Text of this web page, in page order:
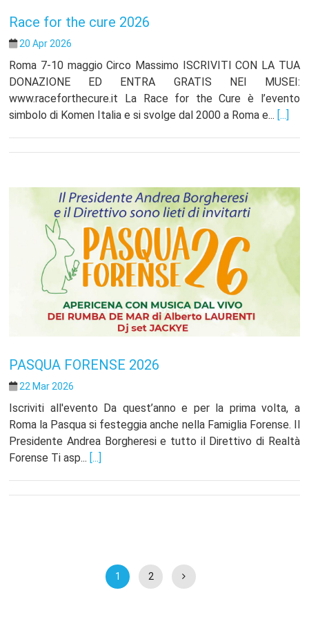
Race for the cure 2026
20 Apr 2026
Roma 7-10 maggio Circo Massimo ISCRIVITI CON LA TUA
DONAZIONE ED ENTRA GRATIS NEI MUSEI:
www.raceforthecure.it La Race for the Cure è l’evento
simbolo di Komen Italia e si svolge dal 2000 a Roma e... [...]
PASQUA FORENSE 2026
22 Mar 2026
Iscriviti all'evento Da quest’anno e per la prima volta, a
Roma la Pasqua si festeggia anche nella Famiglia Forense. Il
Presidente Andrea Borgheresi e tutto il Direttivo di Realtà
Forense Ti asp... [...]
1 2